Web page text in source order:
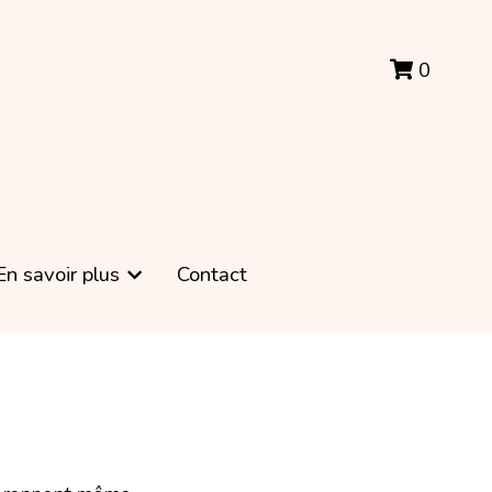
savoir plus Contact
0
savoir plus Contact
0